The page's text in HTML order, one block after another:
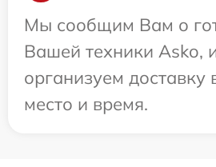
Мы сообщим Вам о
Вашей техники Asko,
организуем доставку
место и время.